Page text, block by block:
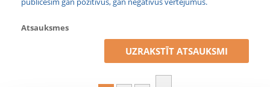
Atsauksmes
UZRAKSTĪT ATSAUKSMI